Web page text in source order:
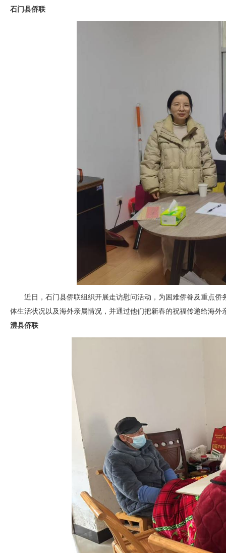
石门县侨联
近日，石门县侨联组织开展走访慰问活动，为困难侨眷及重点
体生活状况以及海外亲属情况，并通过他们把新春的祝福传递给海外
澧县侨联